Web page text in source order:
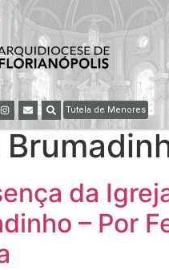
Tutela de Menores
da
– Por